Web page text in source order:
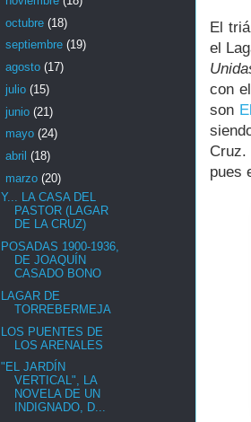
El
el
con
son
Cruz.
pues
octubre (18)
septiembre (19)
agosto (17)
julio (15)
junio (21)
mayo (24)
abril (18)
marzo (20)
Y... LA CASA DEL
PASTOR (LAGAR
DE LA CRUZ)
POSADAS 1900-1936,
DE JOAQUÍN
CASADO BONO
LAGAR DE
TORREBERMEJA
LOS PUENTES DE
LOS ARENALES
"EL JARDÍN
VERTICAL", LA
NOVELA DE UN
INDIGNADO, D...